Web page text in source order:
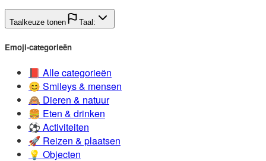
Taalkeuze tonen Taal:
Emoji-categorieën
📕️ Alle categorieën
😊️ Smileys & mensen
🙈️ Dieren & natuur
🍔️ Eten & drinken
⚽️ Activiteiten
🚀️ Reizen & plaatsen
💡️ Objecten